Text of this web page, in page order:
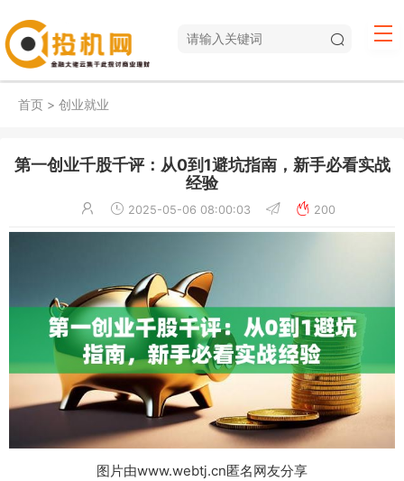
首页 > 创业就业
第一创业千股千评：从0到1避坑指南，新手必看实战
经验
2025-05-06 08:00:03 200
图片由www.webtj.cn匿名网友分享